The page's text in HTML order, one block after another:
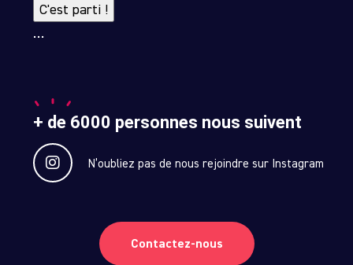
C'est parti !
…
+ de 6000 personnes nous suivent
N’oubliez pas de nous rejoindre sur Instagram
Contactez-nous